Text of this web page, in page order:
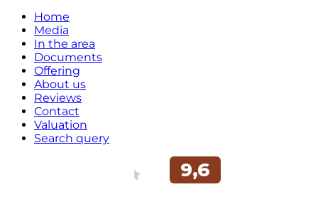
Home
Media
In the area
Documents
Offering
About us
Reviews
Contact
Valuation
Search query